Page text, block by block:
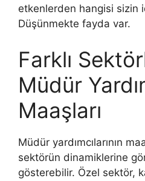
etkenlerden hangisi sizin
Düşünmekte fayda var.
Farklı
Müdür
Maaşları
Müdür yardımcılarının
sektörün dinamiklerine
gösterebilir. Özel sektör,